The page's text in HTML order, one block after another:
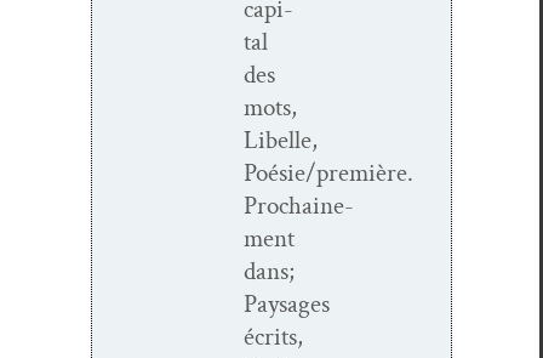
cap­i­
tal
des
mots,
Libelle,
Poésie/première.
Prochaine­
ment
dans;
Paysages
écrits,